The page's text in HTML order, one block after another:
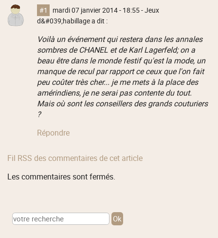
#1 mardi 07 janvier 2014 - 18:55- Jeux
d&#039;habillage a dit :
Voilà un événement qui restera dans les annales
sombres de CHANEL et de Karl Lagerfeld; on a
beau être dans le monde festif qu'est la mode, un
manque de recul par rapport ce ceux que l'on fait
peu coûter très cher... je me mets à la place des
amérindiens, je ne serai pas contente du tout.
Mais où sont les conseillers des grands couturiers
?
Répondre
Fil RSS des commentaires de cet article
Les commentaires sont fermés.